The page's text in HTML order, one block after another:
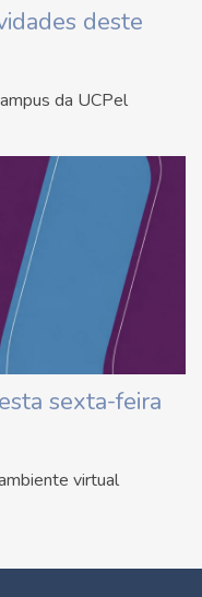
deste
da UCPel
sexta-feira
virtual